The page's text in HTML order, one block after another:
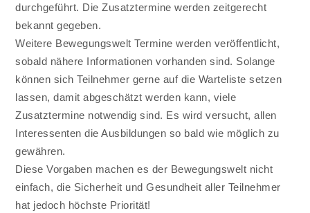
durchgeführt. Die Zusatztermine werden zeitgerecht
bekannt gegeben.
Weitere Bewegungswelt Termine werden veröffentlicht,
sobald nähere Informationen vorhanden sind. Solange
können sich Teilnehmer gerne auf die Warteliste setzen
lassen, damit abgeschätzt werden kann, viele
Zusatztermine notwendig sind. Es wird versucht, allen
Interessenten die Ausbildungen so bald wie möglich zu
gewähren.
Diese Vorgaben machen es der Bewegungswelt nicht
einfach, die Sicherheit und Gesundheit aller Teilnehmer
hat jedoch höchste Priorität!